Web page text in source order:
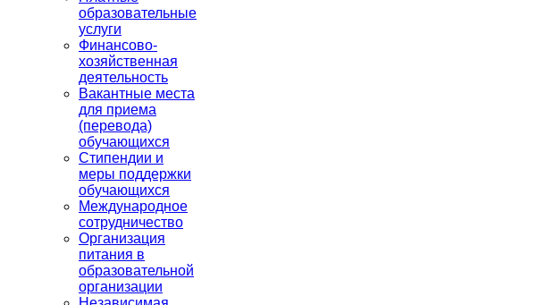
образовательные
услуги
Финансово-
хозяйственная
деятельность
Вакантные места
для приема
(перевода)
обучающихся
Стипендии и
меры поддержки
обучающихся
Международное
сотрудничество
Организация
питания в
образовательной
организации